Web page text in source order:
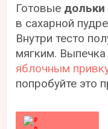
Готовые дольки
в сахарной
Внутри тесто
мягким.
яблочным
попробуйте это